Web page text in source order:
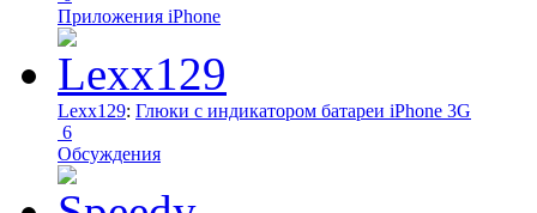
Приложения iPhone
Lexx129: Глюки с индикатором батареи iPhone 3G
6
Обсуждения